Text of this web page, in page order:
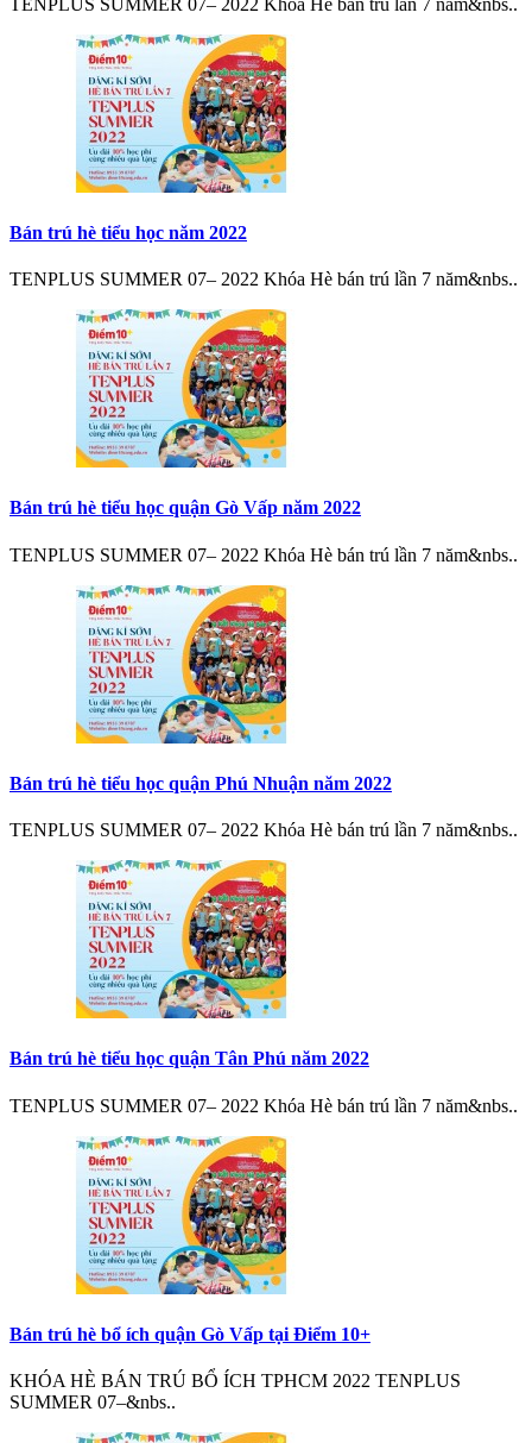
Bán trú hè tiểu học năm 2022
TENPLUS SUMMER 07– 2022 Khóa Hè bán trú lần 7 năm&nbs..
Bán trú hè tiểu học quận Gò Vấp năm 2022
TENPLUS SUMMER 07– 2022 Khóa Hè bán trú lần 7 năm&nbs..
Bán trú hè tiểu học quận Phú Nhuận năm 2022
TENPLUS SUMMER 07– 2022 Khóa Hè bán trú lần 7 năm&nbs..
Bán trú hè tiểu học quận Tân Phú năm 2022
TENPLUS SUMMER 07– 2022 Khóa Hè bán trú lần 7 năm&nbs..
Bán trú hè bổ ích quận Gò Vấp tại Điểm 10+
KHÓA HÈ BÁN TRÚ BỔ ÍCH TPHCM 2022 TENPLUS
SUMMER 07–&nbs..